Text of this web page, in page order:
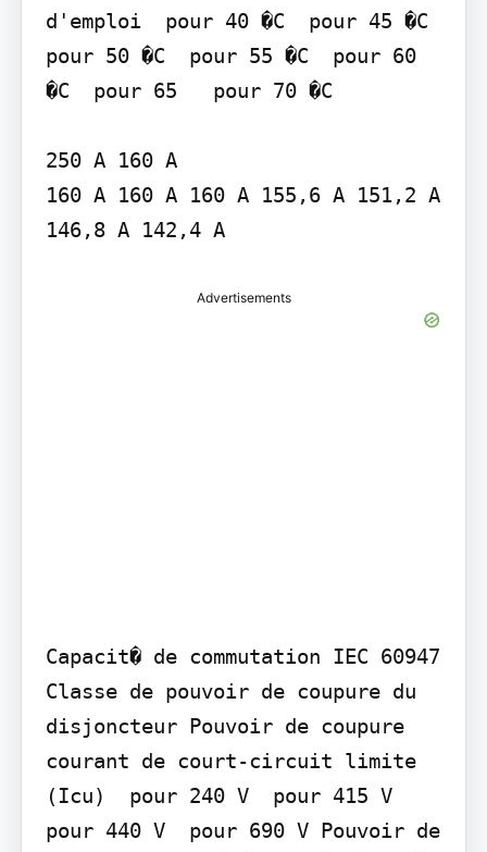
d'emploi  pour 40 �C  pour 45 �C
pour 50 �C  pour 55 �C  pour 60
�C  pour 65   pour 70 �C
250 A 160 A
160 A 160 A 160 A 155,6 A 151,2 A
146,8 A 142,4 A
Advertisements
Capacit� de commutation IEC 60947
Classe de pouvoir de coupure du
disjoncteur Pouvoir de coupure
courant de court-circuit limite
(Icu)  pour 240 V  pour 415 V
pour 440 V  pour 690 V Pouvoir de